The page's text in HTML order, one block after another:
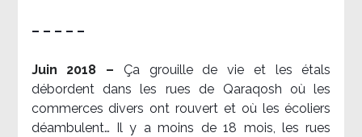
– – – – –
Juin 2018 – Ça grouille de vie et les étals
débordent dans les rues de Qaraqosh où les
commerces divers ont rouvert et où les écoliers
déambulent… Il y a moins de 18 mois, les rues